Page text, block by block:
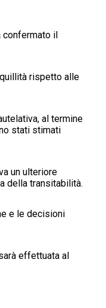
il
rispetto alle
al termine
stati stimati
un ulteriore
della transitabilità.
e le decisioni
effettuata al